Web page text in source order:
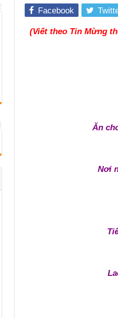
Facebook
(Viết theo Tin Mừng
Ăn
Nơi